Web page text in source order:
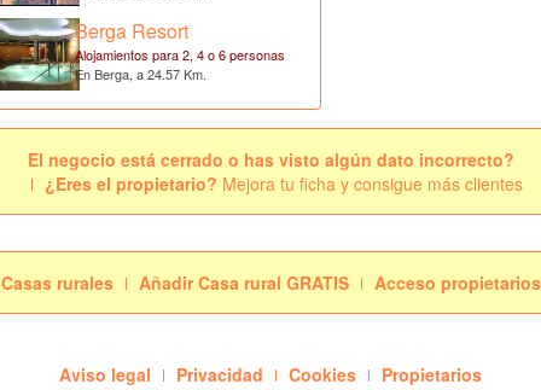
Berga Resort
Alojamientos para 2, 4 o 6 personas
En Berga, a 24.57 Km.
El negocio está cerrado o has visto algún dato incorrecto?
¿Eres el propietario? Mejora tu ficha y consigue más clientes
Casas rurales Añadir Casa rural GRATIS Acceso propietarios
Aviso legal Privacidad Cookies
Propietarios